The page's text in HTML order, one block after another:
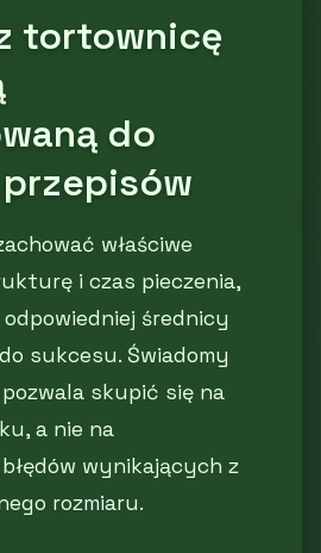
tortownicę
do
właściwe
i czas pieczenia,
odpowiedniej średnicy
sukcesu. Świadomy
skupić się na
a nie na
wynikających z
rozmiaru.